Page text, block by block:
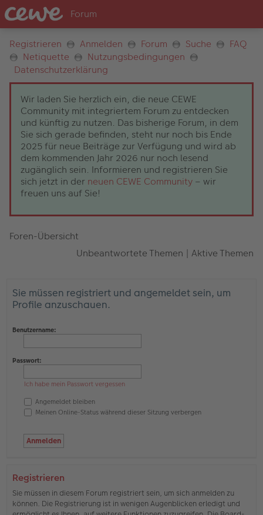
Registrieren Anmelden Forum Suche
FAQ
Netiquette
Nutzungsbedingungen
Datenschutzerklärung
Wir laden Sie herzlich ein, die neue CEWE
Community mit integriertem Forum zu entdecken
und künftig zu nutzen. Das bisherige Forum, in dem
Sie sich gerade befinden, steht nur noch bis Ende
2025 für neue Beiträge zur Verfügung und wird ab
dem kommenden Jahr 2026 nur noch lesend
zugänglich sein. Informieren und registrieren Sie
sich jetzt in der neuen CEWE Community – wir
freuen uns auf Sie!
Foren-Übersicht
Unbeantwortete Themen | Aktive Themen
Sie müssen registriert und angemeldet sein, um
Profile anzuschauen.
Benutzername:
Passwort:
Ich habe mein Passwort vergessen
Angemeldet bleiben
Meinen Online-Status während dieser Sitzung verbergen
Registrieren
Sie müssen in diesem Forum registriert sein, um sich anmelden zu
können. Die Registrierung ist in wenigen Augenblicken erledigt und